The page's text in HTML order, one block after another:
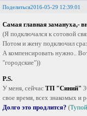
Поделиться2016-05-29 12:39:01
Самая главная замануха,-
(Я подключался к сотовой
Потом и жену подключил
А компенсировать нужно..
"городские"))
P.S.
У меня, сейчасТП "Синий"
свое время, всех знакомых и
Долго это продлится? (